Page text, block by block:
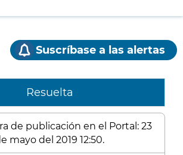
Suscríbase a las alertas
Resuelta
de publicación en el Portal: 23
mayo del 2019 12:50.